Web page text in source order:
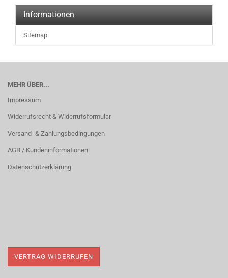
Informationen
Sitemap
MEHR ÜBER...
Impressum
Widerrufsrecht & Widerrufsformular
Versand- & Zahlungsbedingungen
AGB / Kundeninformationen
Datenschutzerklärung
VERTRAG WIDERRUFEN